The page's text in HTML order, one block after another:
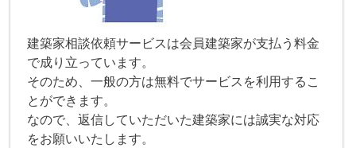
建築家相談依頼サービスは会員建築家が支払う料金
で成り立っています。
そのため、一般の方は無料でサービスを利用するこ
とができます。
なので、返信していただいた建築家には誠実な対応
をお願いいたします。